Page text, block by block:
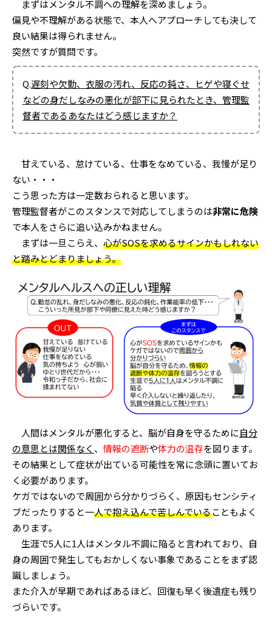
まずはメンタル不調への理解を深めましょう。
偏見や不理解がある状態で、本人へアプローチしても決して
良い結果は得られません。
突然ですが質問です。
Q.遅刻や欠勤、衣服の汚れ、反応の鈍さ、ヒゲや寝ぐせ
などの身だしなみの悪化が部下に見られたとき、管理監
督者であるあなたはどう感じますか？
甘えている、怠けている、仕事をなめている、我慢が足り
ない・・・
こう思った方は一定数おられると思います。
管理監督者がこのスタンスで対応してしまうのは非常に危険
で本人をさらに追い込みかねません。
まずは一旦こらえ、 心がSOSを求めるサインかもしれない
と踏みとどまりましょう。
人間はメンタルが悪化すると、脳が自身を守るために自分
の意思とは関係なく 、 情報の遮断や体力の温存を図ります。
その結果として症状が出ている可能性を常に念頭に置いてお
く必要があります。
ケガではないので周囲から分かりづらく、原因もセンシティ
ブだったりすると一人で抱え込んで苦しんでいることもよく
あります。
生涯で5人に1人はメンタル不調に陥ると言われており、自
身の周囲で発生してもおかしくない事象であることをまず認
識しましょう。
また介入が早期であればあるほど、回復も早く後遺症も残り
づらいです。